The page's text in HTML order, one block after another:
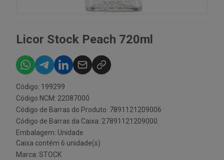
Licor Stock Peach 720ml
Código: 199299
Código NCM: 22087000
Código de Barras do Produto: 7891121209006
Código de Barras da Caixa: 27891121209000
Embalagem: Unidade
Caixa contém 6 unidade(s)
Marca: STOCK